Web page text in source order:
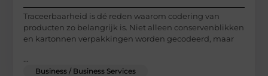
Traceerbaarheid is dé reden waarom codering van
producten zo belangrijk is. Niet alleen conservenblikken
en kartonnen verpakkingen worden gecodeerd, maar
Business / Business Services